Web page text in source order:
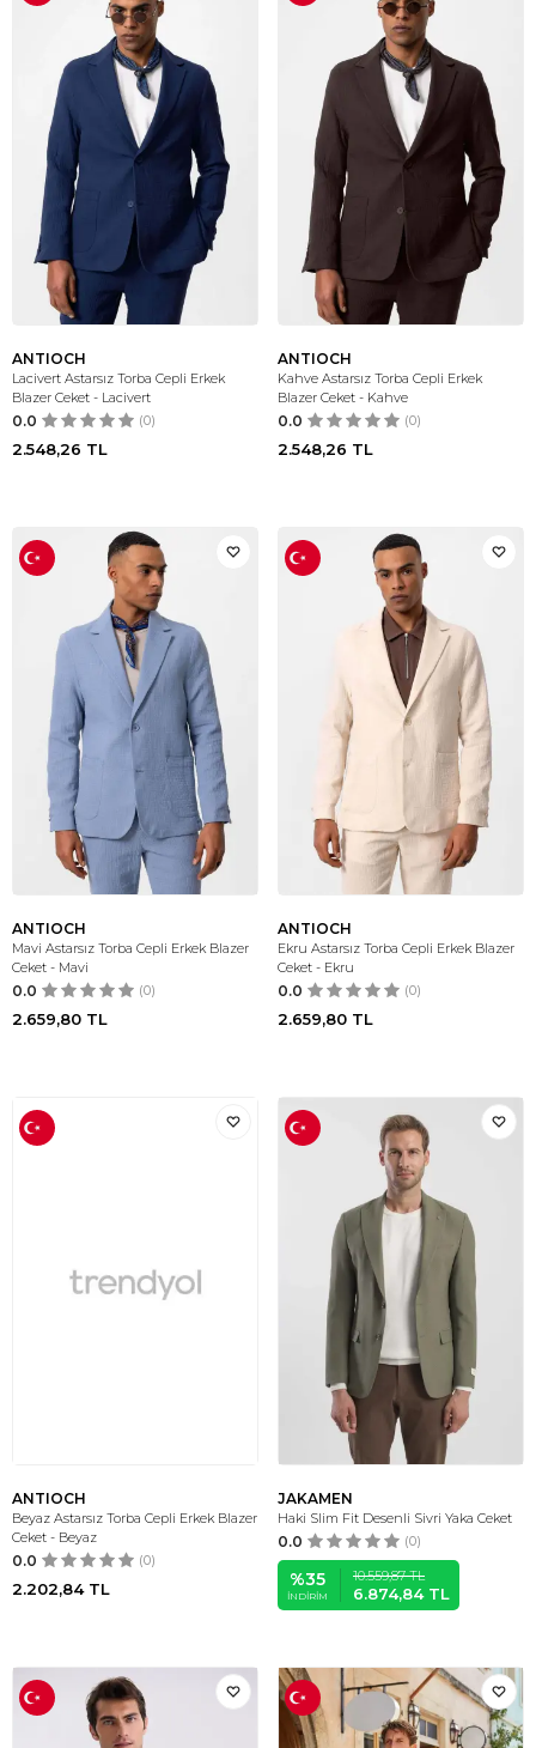
ANTIOCH
Lacivert Astarsız Torba Cepli Erkek
Blazer Ceket - Lacivert
0.0 (0)
2.548,26 TL
ANTIOCH
Kahve Astarsız Torba Cepli Erkek
Blazer Ceket - Kahve
0.0 (0)
2.548,26 TL
ANTIOCH
Mavi Astarsız Torba Cepli Erkek Blazer
Ceket - Mavi
0.0 (0)
2.659,80 TL
ANTIOCH
Ekru Astarsız Torba Cepli Erkek Blazer
Ceket - Ekru
0.0 (0)
2.659,80 TL
ANTIOCH
Beyaz Astarsız Torba Cepli Erkek Blazer
Ceket - Beyaz
0.0 (0)
2.202,84TL
JAKAMEN
Haki Slim Fit Desenli Sivri Yaka Ceket
0.0 (0)
%35
İNDIRIM
10.559,87TL
6.874,84TL